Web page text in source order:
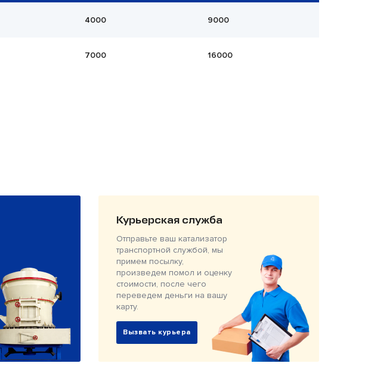
4000 9000
7000 16000
Курьерская служба
Отправьте ваш катализатор
транспортной службой, мы
примем посылку,
произведем помол и оценку
стоимости, после чего
переведем деньги на вашу
карту.
Вызвать курьера